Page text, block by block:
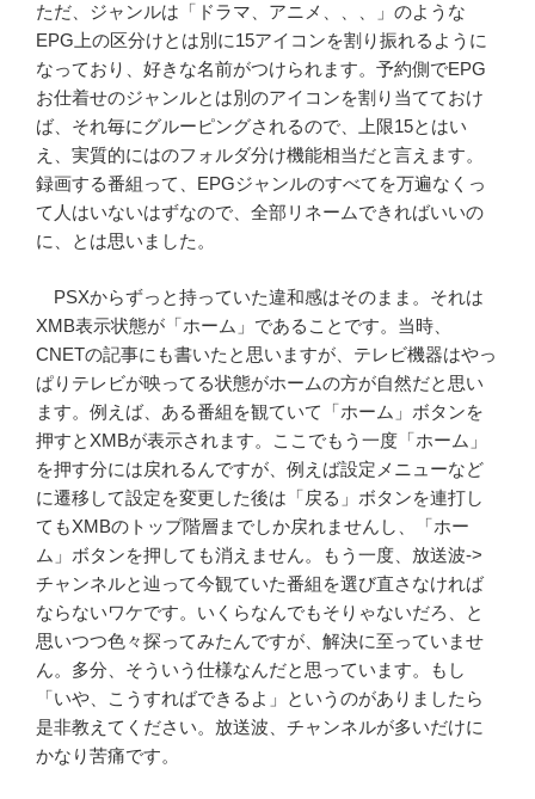
ただ、ジャンルは「ドラマ、アニメ、、、」のような
EPG上の区分けとは別に15アイコンを割り振れるように
なっており、好きな名前がつけられます。予約側でEPG
お仕着せのジャンルとは別のアイコンを割り当てておけ
ば、それ毎にグルーピングされるので、上限15とはい
え、実質的にはのフォルダ分け機能相当だと言えます。
録画する番組って、EPGジャンルのすべてを万遍なくっ
て人はいないはずなので、全部リネームできればいいの
に、とは思いました。
PSXからずっと持っていた違和感はそのまま。それは
XMB表示状態が「ホーム」であることです。当時、
CNETの記事にも書いたと思いますが、テレビ機器はやっ
ぱりテレビが映ってる状態がホームの方が自然だと思い
ます。例えば、ある番組を観ていて「ホーム」ボタンを
押すとXMBが表示されます。ここでもう一度「ホーム」
を押す分には戻れるんですが、例えば設定メニューなど
に遷移して設定を変更した後は「戻る」ボタンを連打し
てもXMBのトップ階層までしか戻れませんし、「ホー
ム」ボタンを押しても消えません。もう一度、放送波->
チャンネルと辿って今観ていた番組を選び直さなければ
ならないワケです。いくらなんでもそりゃないだろ、と
思いつつ色々探ってみたんですが、解決に至っていませ
ん。多分、そういう仕様なんだと思っています。もし
「いや、こうすればできるよ」というのがありましたら
是非教えてください。放送波、チャンネルが多いだけに
かなり苦痛です。